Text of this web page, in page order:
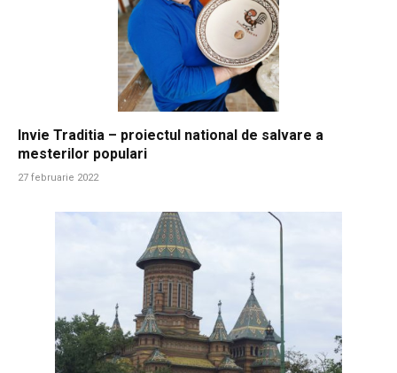
Invie Traditia – proiectul national de salvare a
mesterilor populari
27 februarie 2022